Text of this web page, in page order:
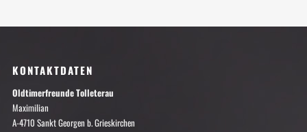
KONTAKTDATEN
Oldtimerfreunde Tolleterau
Maximilian
A-4710 Sankt Georgen b. Grieskirchen